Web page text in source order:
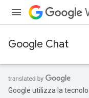
Google Chat
Google utilizza la